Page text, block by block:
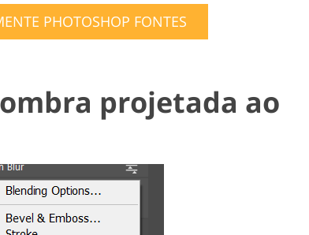
PHOTOSHOP FONTES
projetada ao